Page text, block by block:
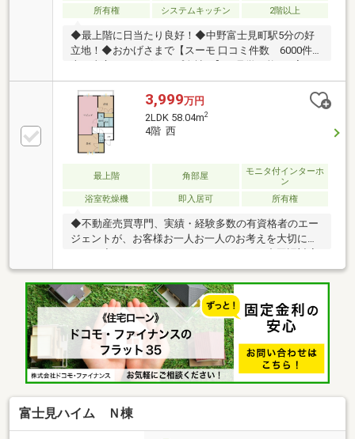
所有権
システムキッチン 2階以上
◆最上階に日当たり良好！◆中野富士見町駅5分の好
立地！◆おかげさまで【スーモ 口コミ件数 6000件以
上（東宝ハウスグループ全社）】＊見学可能■ご案
内・物件パンフレットのご請求はお気軽にどうぞ※お
電話の場合：TEL:0120-104-795(通話無料)※メールの場
合：【資料請求】又は【見学予約】ボタンをクリック
でお問い合わせください。■頭金０円からのご購入可
能です■ ～東宝ハウス【ＦＤ:0120-104-795】
3,999万円
2LDK 58.04m2
4階 西
最上階 角部屋
モニタ付インターホ
ン
浴室乾燥機
即入居可 所有権
◆不動産売買専門、実績・経験多数の有資格者のエー
ジェントが、お客様お一人お一人のお考えを大切にし
ます。◆English Speaking Staff Available/中国語対応
■頭金０円からのご購入可能です■（諸費用もOK）
【東宝ハウス東京】提携住宅ローン 下記が全て付帯
（金利上乗せ無し）(1) 【がん団体生命保険】(2)
【金消契約時の印紙代不要】【ガン100％保障団信】
＋【全疾病保障】 ※金融機関との提携で驚きの低金
利と保障を実現しました。
富士見ハイム Ｎ棟